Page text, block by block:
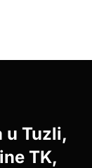
u Tuzli,
TK,